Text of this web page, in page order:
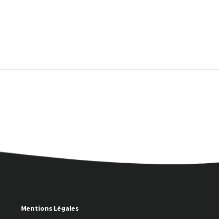
Mentions Légales